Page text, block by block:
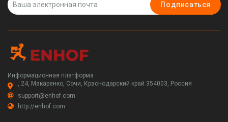
Подписаться
Информационная платформа
, 24, Макаренко, Сочи, Краснодарский край 354003, Россия
support@enhof.com
http://enhof.com